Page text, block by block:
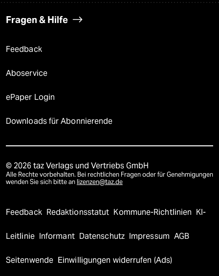
Fragen & Hilfe
Feedback
Aboservice
ePaper Login
Downloads für Abonnierende
© 2026 taz Verlags und Vertriebs GmbH
Alle Rechte vorbehalten. Bei rechtlichen Fragen oder für Genehmigungen
wenden Sie sich bitte an lizenzen@taz.de
Feedback Redaktionsstatut Kommune-Richtlinien KI-
Leitlinie Informant Datenschutz Impressum AGB
Seitenwende Einwilligungen widerrufen (Ads)